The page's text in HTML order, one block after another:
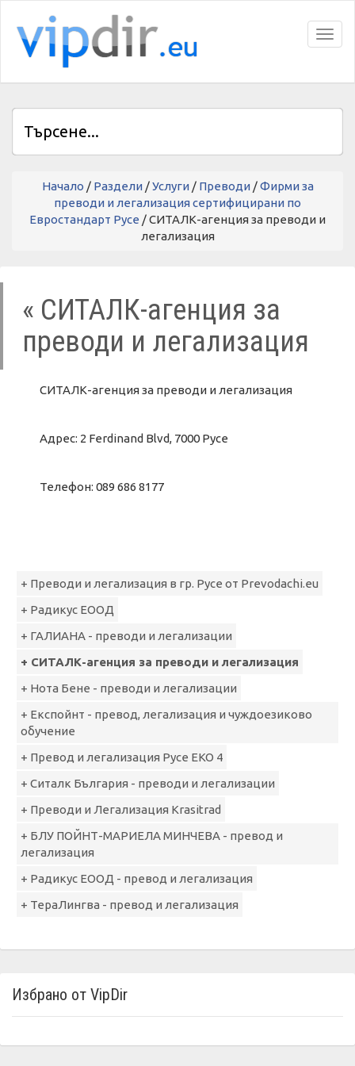
Начало / Раздели/Услуги/ Преводи/Фирми за
преводи и легализация сертифицирани по
Евростандарт Русе / СИТАЛК-агенция за преводи и
легализация
« СИТАЛК-агенция за
преводи и легализация
СИТАЛК-агенция за преводи и легализация
Адрес: 2 Ferdinand Blvd, 7000 Русе
Телефон: 089 686 8177
+ Преводи и легализация в гр. Русе от Prevodachi.eu
+ Радикус ЕООД
+ ГАЛИАНА - преводи и легализации
+ СИТАЛК-агенция за преводи и легализация
+ Нота Бене - преводи и легализации
+ Експойнт - превод, легализация и чуждоезиково
обучение
+ Превод и легализация Русе ЕКО 4
+ Ситалк България - преводи и легализации
+ Преводи и Легализация Krasitrad
+ БЛУ ПОЙНТ-МАРИЕЛА МИНЧЕВА - превод и
легализация
+ Радикус ЕООД - превод и легализация
+ ТераЛингва - превод и легализация
Избрано от VipDir